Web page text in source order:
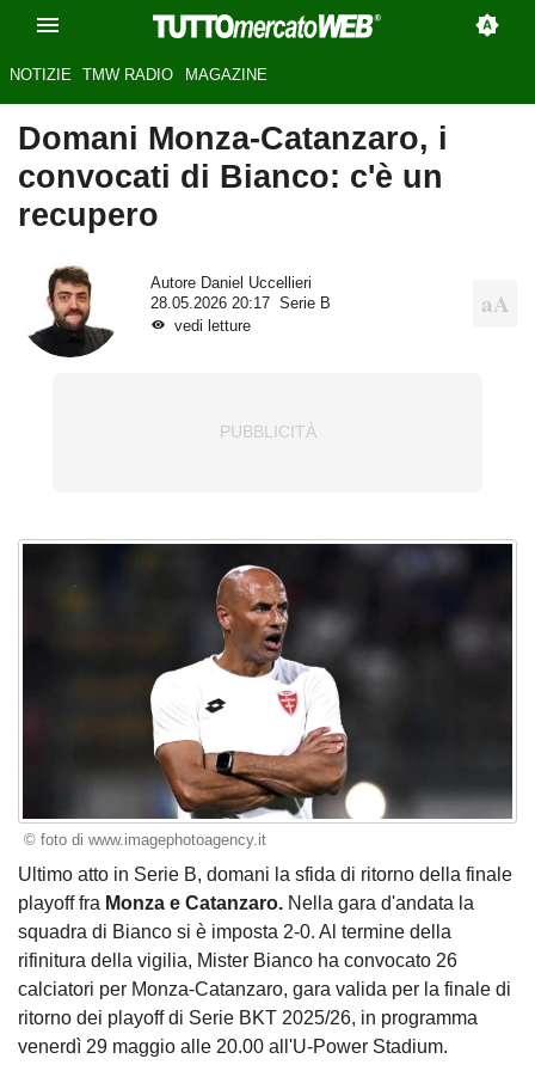
NOTIZIE TMW RADIO MAGAZINE
Domani Monza-Catanzaro, i
convocati di Bianco: c'è un
recupero
Autore Daniel Uccellieri
28.05.2026 20:17
Serie B
vedi letture
© foto di www.imagephotoagency.it
Ultimo atto in Serie B, domani la sfida di ritorno della finale
playoff fra Monza e Catanzaro. Nella gara d'andata la
squadra di Bianco si è imposta 2-0. Al termine della
rifinitura della vigilia, Mister Bianco ha convocato 26
calciatori per Monza-Catanzaro, gara valida per la finale di
ritorno dei playoff di Serie BKT 2025/26, in programma
venerdì 29 maggio alle 20.00 all'U-Power Stadium.